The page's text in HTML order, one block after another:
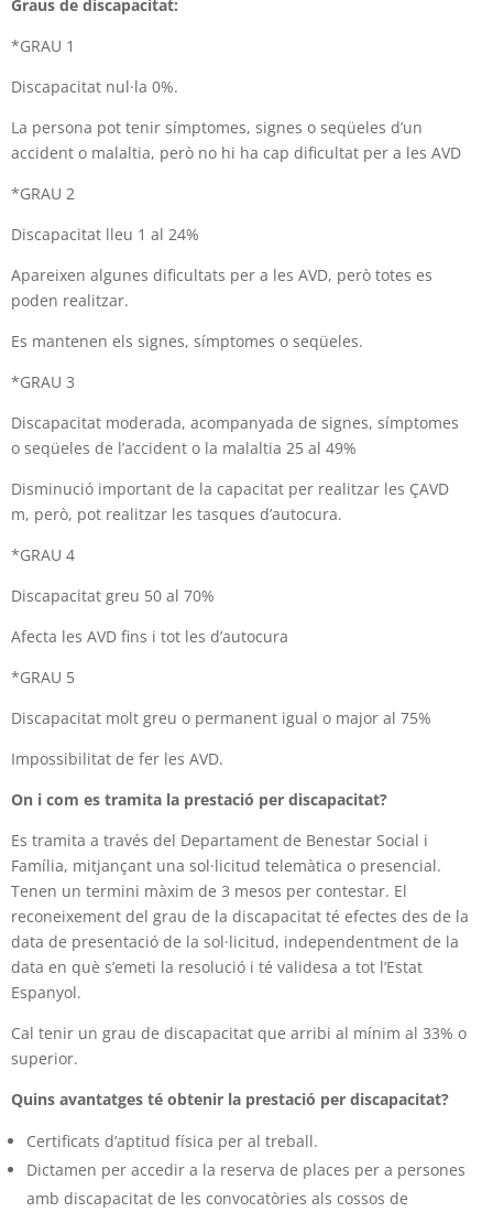
Graus de discapacitat:
*GRAU 1
Discapacitat nul·la 0%.
La persona pot tenir símptomes, signes o seqüeles d’un
accident o malaltia, però no hi ha cap dificultat per a les AVD
*GRAU 2
Discapacitat lleu 1 al 24%
Apareixen algunes dificultats per a les AVD, però totes es
poden realitzar.
Es mantenen els signes, símptomes o seqüeles.
*GRAU 3
Discapacitat moderada, acompanyada de signes, símptomes
o seqüeles de l’accident o la malaltia 25 al 49%
Disminució important de la capacitat per realitzar les ÇAVD
m, però, pot realitzar les tasques d’autocura.
*GRAU 4
Discapacitat greu 50 al 70%
Afecta les AVD fins i tot les d’autocura
*GRAU 5
Discapacitat molt greu o permanent igual o major al 75%
Impossibilitat de fer les AVD.
On i com es tramita la prestació per discapacitat?
Es tramita a través del Departament de Benestar Social i
Família, mitjançant una sol·licitud telemàtica o presencial.
Tenen un termini màxim de 3 mesos per contestar. El
reconeixement del grau de la discapacitat té efectes des de la
data de presentació de la sol·licitud, independentment de la
data en què s’emeti la resolució i té validesa a tot l’Estat
Espanyol.
Cal tenir un grau de discapacitat que arribi al mínim al 33% o
superior.
Quins avantatges té obtenir la prestació per discapacitat?
Certificats d’aptitud física per al treball.
Dictamen per accedir a la reserva de places per a persones
amb discapacitat de les convocatòries als cossos de